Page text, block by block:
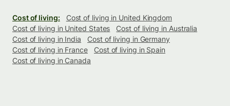
Cost of living:
Cost of living in United Kingdom
Cost of living in United States
Cost of living in Australia
Cost of living in India
Cost of living in Germany
Cost of living in France
Cost of living in Spain
Cost of living in Canada